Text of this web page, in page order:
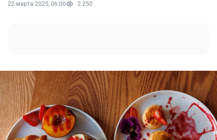
22 марта 2025, 06:00 2 250